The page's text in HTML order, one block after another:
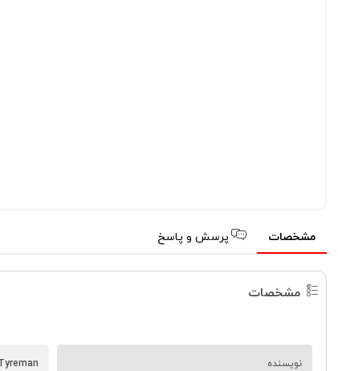
مشخصات پرسش و پاسخ
مشخصات
نویسنده